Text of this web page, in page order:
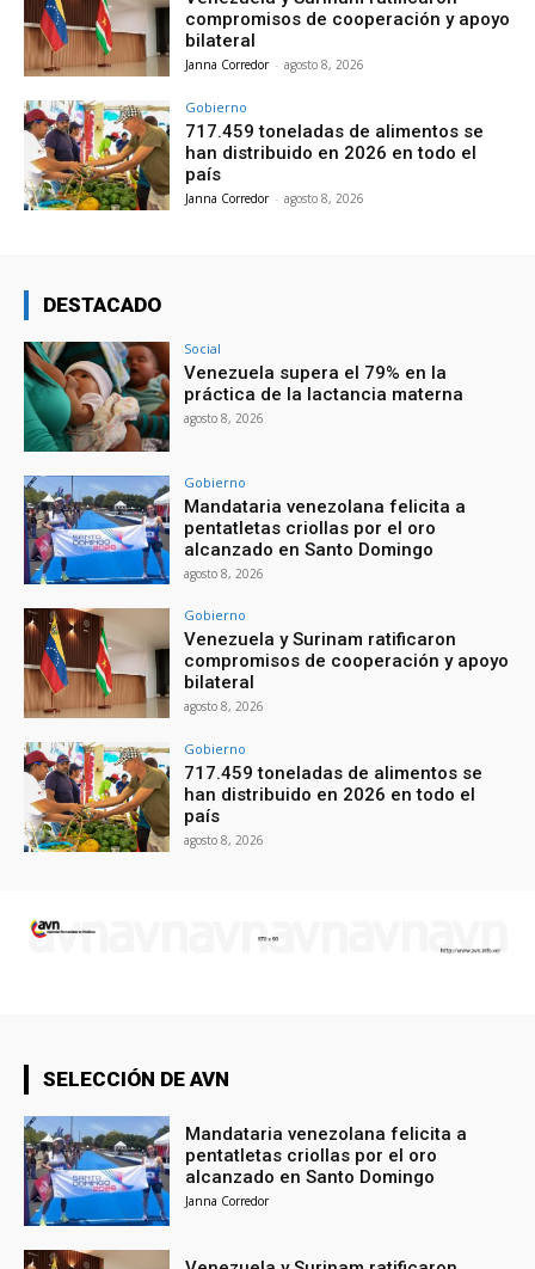
compromisos de cooperación y apoyo
bilateral
Janna Corredor - agosto 8, 2026
Gobierno
717.459 toneladas de alimentos se
han distribuido en 2026 en todo el
país
Janna Corredor - agosto 8, 2026
DESTACADO
Social
Venezuela supera el 79% en la
práctica de la lactancia materna
agosto 8, 2026
Gobierno
Mandataria venezolana felicita a
pentatletas criollas por el oro
alcanzado en Santo Domingo
agosto 8, 2026
Gobierno
Venezuela y Surinam ratificaron
compromisos de cooperación y apoyo
bilateral
agosto 8, 2026
Gobierno
717.459 toneladas de alimentos se
han distribuido en 2026 en todo el
país
agosto 8, 2026
SELECCIÓN DE AVN
Mandataria venezolana felicita a
pentatletas criollas por el oro
alcanzado en Santo Domingo
Janna Corredor